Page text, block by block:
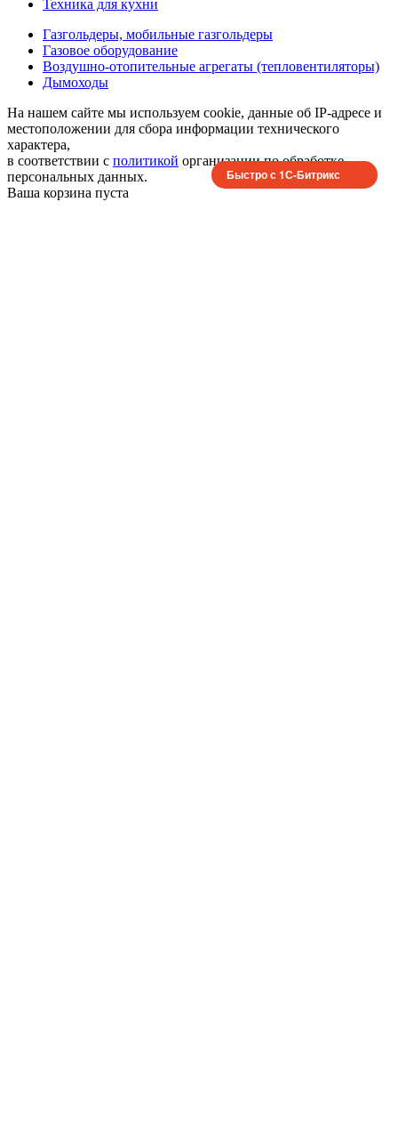
Техника для кухни
Газгольдеры, мобильные газгольдеры
Газовое оборудование
Воздушно-отопительные агрегаты (тепловентиляторы)
Дымоходы
На нашем сайте мы используем cookie, данные об IP-адресе и
местоположении для сбора информации технического
характера,
в соответствии с политикой организации по обработке
персональных данных.
Ваша корзина пуста
Быстро с 1С-Битрикс